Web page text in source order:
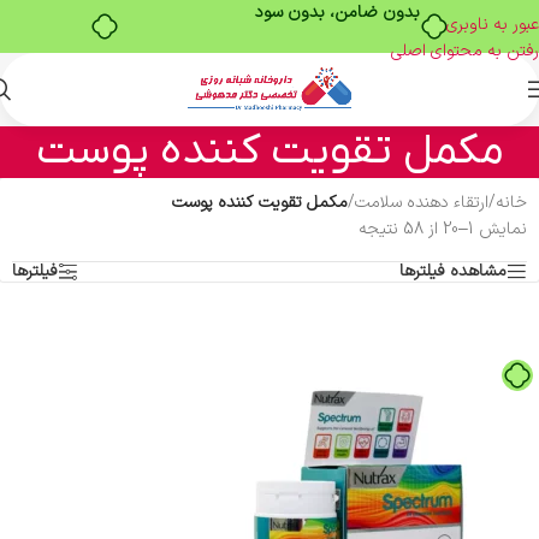
خرید قسطی با ترب‌پی
عبور به ناوبری
رفتن به محتوای اصلی
مکمل تقویت کننده پوست
خانه/ارتقاء دهنده سلامت/مکمل تقویت کننده پوست
نمایش 1–20 از 58 نتیجه
مشاهده فیلترها
فیلترها